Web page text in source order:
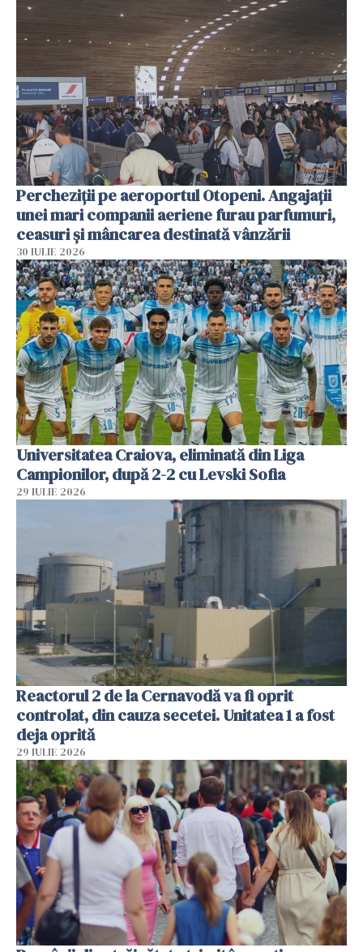
Percheziții pe aeroportul Otopeni. Angajații
unei mari companii aeriene furau parfumuri,
ceasuri și mâncarea destinată vânzării
30 IULIE 2026
Universitatea Craiova, eliminată din Liga
Campionilor, după 2-2 cu Levski Sofia
29 IULIE 2026
Reactorul 2 de la Cernavodă va fi oprit
controlat, din cauza secetei. Unitatea 1 a fost
deja oprită
29 IULIE 2026